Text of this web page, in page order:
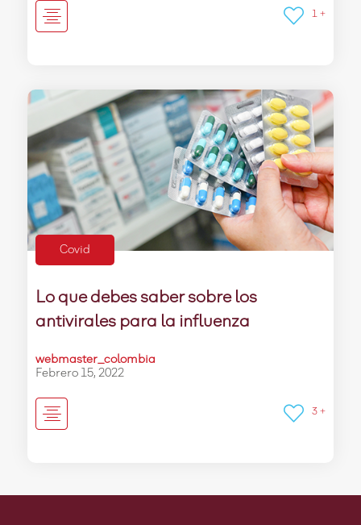
1 +
Covid
Lo que debes saber sobre los
antivirales para la influenza
webmaster_colombia
Febrero 15, 2022
3 +